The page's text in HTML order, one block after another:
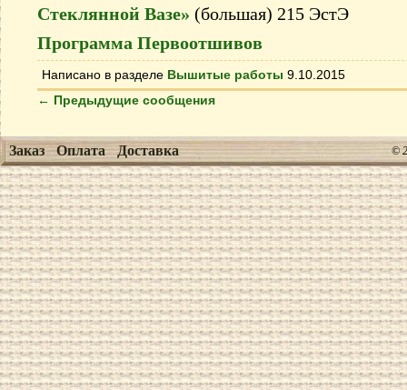
Стеклянной Вазе» (большая) 215 ЭстЭ
Программа Первоотшивов
Написано в разделе Вышитые работы 9.10.2015
← Предыдущие сообщения
Заказ Оплата Доставка ©